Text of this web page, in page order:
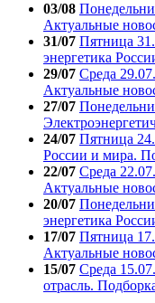
03/08
Актуальные
31/07 Пятница
энергетика
29/07 Среда
Актуальные
27/07
24/07 Пятница
России и мира.
22/07 Среда
Актуальные
20/07
энергетика
17/07 Пятница
Актуальные
15/07 Среда
отрасль.